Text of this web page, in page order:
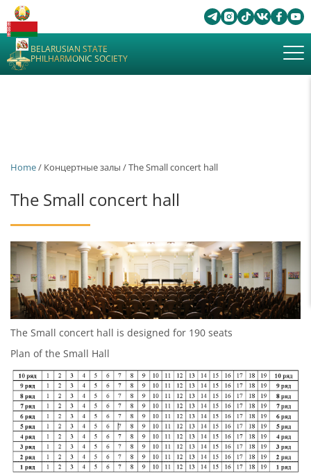
BELARUSIAN STATE
PHILHARMONIC SOCIETY
Home/ Концертные залы / The Small concert hall
The Small concert hall
The Small concert hall is designed for 190 seats
Plan of the Small Hall